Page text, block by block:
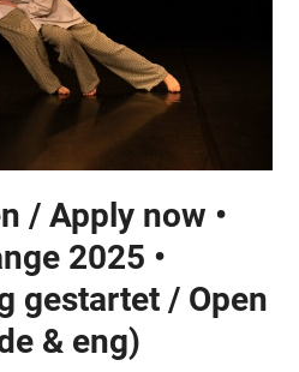
/ Apply now •
2025 •
gestartet / Open
& eng)